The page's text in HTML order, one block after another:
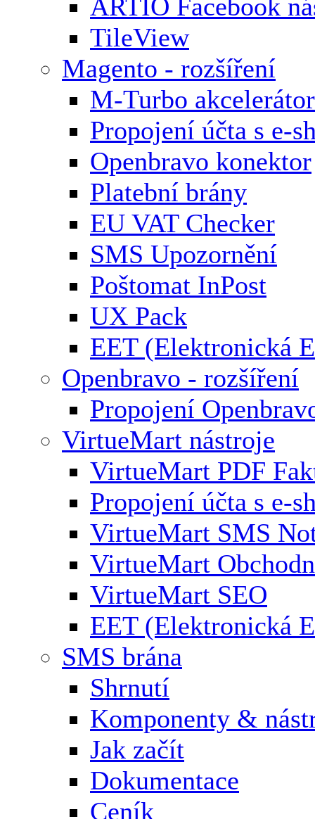
ARTIO Facebook
TileView
Magento - rozšíření
M-Turbo akcelerátor
Propojení účta s e-
Openbravo konektor
Platební brány
EU VAT Checker
SMS Upozornění
Poštomat InPost
UX Pack
EET (Elektronická
Openbravo - rozšíření
Propojení
VirtueMart nástroje
VirtueMart PDF
Propojení účta s e-
VirtueMart SMS
VirtueMart
VirtueMart SEO
EET (Elektronická
SMS brána
Shrnutí
Komponenty &
Jak začít
Dokumentace
Ceník